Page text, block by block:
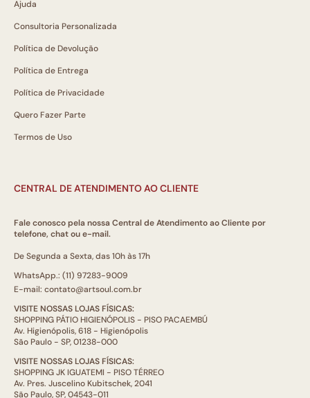
Ajuda
Consultoria Personalizada
Política de Devolução
Política de Entrega
Política de Privacidade
Quero Fazer Parte
Termos de Uso
CENTRAL DE ATENDIMENTO AO CLIENTE
Fale conosco pela nossa Central de Atendimento ao Cliente por
telefone, chat ou e-mail.
De Segunda a Sexta, das 10h às 17h
WhatsApp.: (11) 97283-9009
E-mail: contato@artsoul.com.br
VISITE NOSSAS LOJAS FÍSICAS:
SHOPPING PÁTIO HIGIENÓPOLIS - PISO PACAEMBÚ
Av. Higienópolis, 618 - Higienópolis
São Paulo - SP, 01238-000
VISITE NOSSAS LOJAS FÍSICAS:
SHOPPING JK IGUATEMI - PISO TÉRREO
Av. Pres. Juscelino Kubitschek, 2041
São Paulo, SP, 04543-011